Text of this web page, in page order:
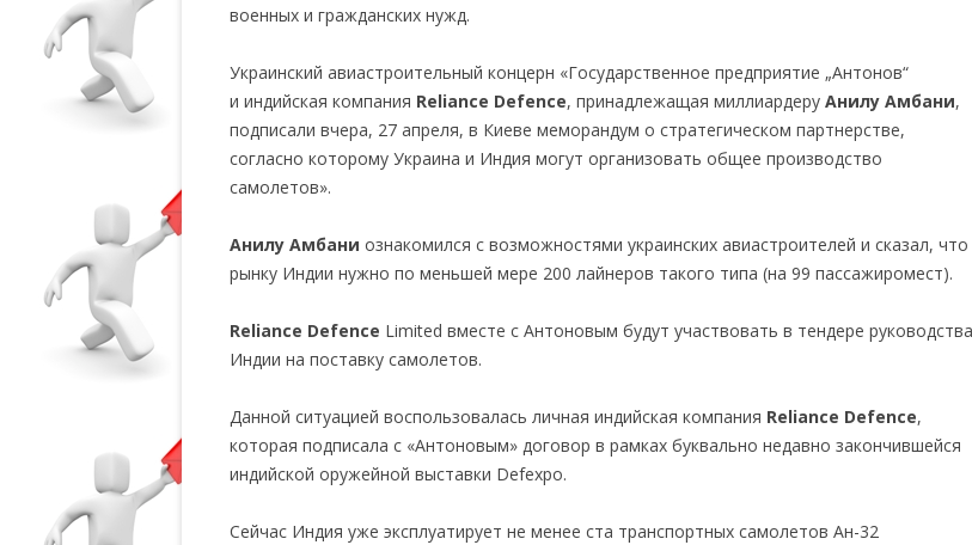
военных и гражданских нужд.
Украинский авиастроительный концерн «Государственное предприятие „Антонов“
и индийская компания Reliance Defence, принадлежащая миллиардеру Анилу Амбани,
подписали вчера, 27 апреля, в Киеве меморандум о стратегическом партнерстве,
согласно которому Украина и Индия могут организовать общее производство
самолетов».
Анилу Амбани ознакомился с возможностями украинских авиастроителей и сказал, что
рынку Индии нужно по меньшей мере 200 лайнеров такого типа (на 99 пассажиромест).
Reliance Defence Limited вместе с Антоновым будут участвовать в тендере руководства
Индии на поставку самолетов.
Данной ситуацией воспользовалась личная индийская компания Reliance Defence,
которая подписала с «Антоновым» договор в рамках буквально недавно закончившейся
индийской оружейной выставки Defexpo.
Сейчас Индия уже эксплуатирует не менее ста транспортных самолетов Ан-32